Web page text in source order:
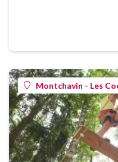
Montchavin - Les